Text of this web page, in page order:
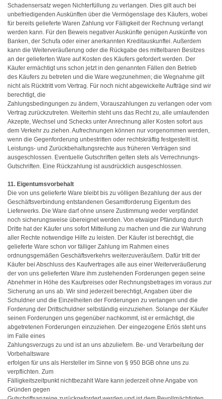
Schadensersatz wegen Nichterfüllung zu verlangen. Dies gilt auch bei
unbefriedigenden Auskünften über die Vermögenslage des Käufers, wobei
für bereits gelieferte Waren Zahlung vor Fälligkeit der Rechnung verlangt
werden kann. Für den Beweis negativer Auskünfte genügen Auskünfte von
Banken, der Schufa oder einer anerkannten Kreditauskunftei. Außerdem
kann die Weiterveräußerung oder die Rückgabe des mittelbaren Besitzes
an der gelieferten Ware auf Kosten des Käufers gefordert werden. Der
Käufer ermächtigt uns schon jetzt in den genannten Fällen den Betrieb
des Käufers zu betreten und die Ware wegzunehmen; die Wegnahme gilt
nicht als Rücktritt vom Vertrag. Für noch nicht abgewickelte Aufträge sind wir
berechtigt, die
Zahlungsbedingungen zu ändern, Vorauszahlungen zu verlangen oder vom
Vertrag zurückzutreten. Weiterhin steht uns das Recht zu, alle umlaufenden
Akzepte, Wechsel und Schecks unter Anrechnung aller Kosten sofort aus
dem Verkehr zu ziehen. Aufrechnungen können nur vorgenommen werden,
wenn die Gegenforderung unbestritten oder rechtskräftig festgestellt ist.
Leistungs- und Zurückbehaltungsrechte aus früheren Verträgen sind
ausgeschlossen. Eventuelle Gutschriften gelten stets als Verrechnungs-
Gutschriften. Eine Rückzahlung ist ausdrücklich ausgeschlossen.
11. Eigentumsvorbehalt
Die von uns gelieferte Ware bleibt bis zu völligen Bezahlung der aus der
Geschäftsverbindung entstandenen Gesamtforderung Eigentum des
Lieferwerks. Die Ware darf ohne unsere Zustimmung weder verpfändet
noch sicherungsweise übereignet werden. Von etwaiger Pfändung durch
Dritte hat der Käufer uns sofort Mitteilung zu machen und die zur Wahrung
aller Rechte notwendige Hilfe zu leisten. Der Käufer ist berechtigt, die
gelieferte Ware schon vor fälliger Zahlung im Rahmen eines
ordnungsgemäßen Geschäftsverkehrs weiterzuveräußern. Dafür tritt der
Käufer bei Abschluss des Kaufvertrages alle aus einer Weiterveräußerung
der von uns gelieferten Ware ihm zustehenden Forderungen gegen seine
Abnehmer in Höhe des Kaufpreises oder Rechnungsbetrages im voraus zur
Sicherung an uns ab. Wir sind jederzeit berechtigt, Angaben über die
Schuldner und die Einzelheiten der Forderungen zu verlangen und die
Forderung der Drittschuldner selbständig einzuziehen. Solange der Käufer
seinen Forderungen uns gegenüber nachkommt, ist er ermächtigt, die
abgetretenen Forderungen einzuziehen. Der eingezogene Erlös steht uns
im Falle eines
Zahlungsverzugs zu und ist an uns abzuliefern. Be- und Verarbeitung der
Vorbehaltsware
erfolgen für uns als Hersteller im Sinne von § 950 BGB ohne uns zu
verpflichten. Zum
Fälligkeitszeitpunkt nichtbezahlt Ware kann jederzeit ohne Angabe von
Gründen gegen